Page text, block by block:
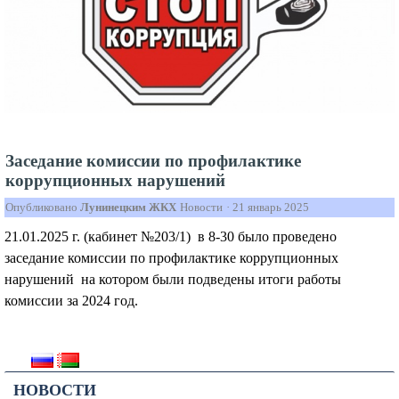
Заседание комиссии по профилактике
коррупционных нарушений
Опубликовано Лунинецким ЖКХ Новости · 21 январь 2025
21.01.2025 г. (кабинет №203/1) в 8-30 было проведено
заседание комиссии по профилактике коррупционных
нарушений на котором были подведены итоги работы
комиссии за 2024 год.
НОВОСТИ